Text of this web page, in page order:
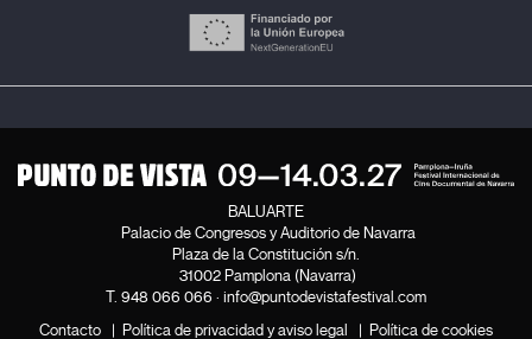
BALUARTE
Palacio de Congresos y Auditorio de Navarra
Plaza de la Constitución s/n.
31002 Pamplona (Navarra)
T. 948 066 066 · info@puntodevistafestival.com
Contacto | Política de privacidad y aviso legal | Política de cookies